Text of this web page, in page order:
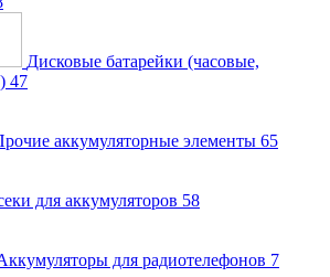
Дисковые батарейки (часовые,
47
аккумуляторные элементы 65
для аккумуляторов 58
для радиотелефонов 7